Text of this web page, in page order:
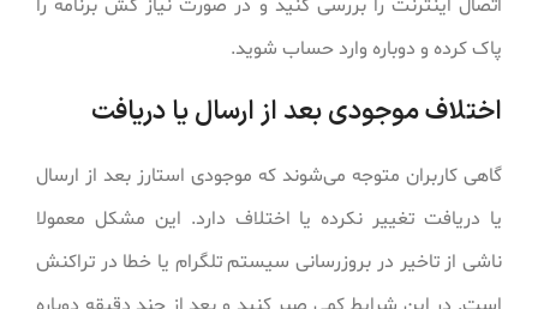
اتصال اینترنت را بررسی کنید و در صورت نیاز کش برنامه را
پاک کرده و دوباره وارد حساب شوید.
اختلاف موجودی بعد از ارسال یا دریافت
گاهی کاربران متوجه می‌شوند که موجودی استارز بعد از ارسال
یا دریافت تغییر نکرده یا اختلاف دارد. این مشکل معمولا
ناشی از تاخیر در بروزرسانی سیستم تلگرام یا خطا در تراکنش